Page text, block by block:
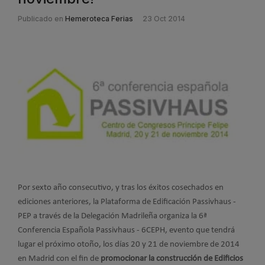
Publicado en Hemeroteca Ferias 23 Oct 2014
Por sexto año consecutivo, y tras los éxitos cosechados en
ediciones anteriores, la Plataforma de Edificación Passivhaus -
PEP a través de la Delegación Madrileña organiza la 6ª
Conferencia Española Passivhaus - 6CEPH, evento que tendrá
lugar el próximo otoño, los días 20 y 21 de noviembre de 2014
en Madrid con el fin de promocionar la construcción de Edificios